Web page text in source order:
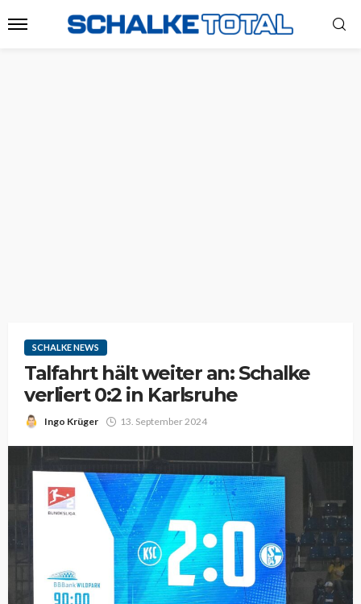
SCHALKE NEWS
Talfahrt hält weiter an: Schalke
verliert 0:2 in Karlsruhe
Ingo Krüger 13. September 2024